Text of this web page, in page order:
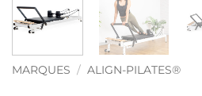
MARQUES / ALIGN-PILATES®